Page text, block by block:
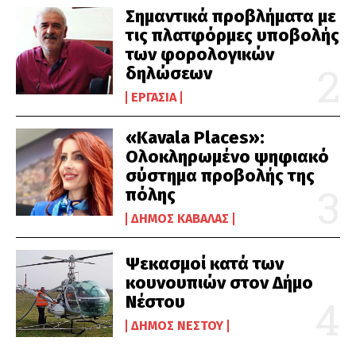
Σημαντικά προβλήματα με
τις πλατφόρμες υποβολής
των φορολογικών
δηλώσεων
ΕΡΓΑΣΊΑ
«Kavala Places»:
Ολοκληρωμένο ψηφιακό
σύστημα προβολής της
πόλης
ΔΉΜΟΣ ΚΑΒΆΛΑΣ
Ψεκασμοί κατά των
κουνουπιών στον Δήμο
Νέστου
ΔΉΜΟΣ ΝΈΣΤΟΥ